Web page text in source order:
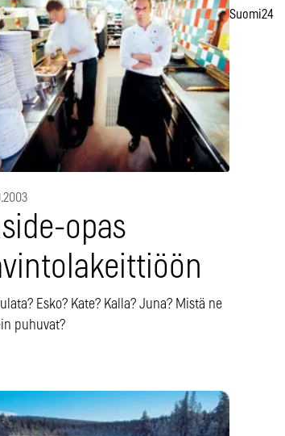
opas
Esko? Kate? Kalla? Juna? Mistä ne
puhuvat?
Suomi24